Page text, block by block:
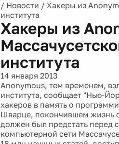
/ Новости / Хакеры из
института
Хакеры из
института
14 января 2013
Anonymous, тем временем,
института, сообщает "Нью-
хакеров в память о
Шварце, покончившем жизнь
должен был предстать перед
компьютерной сети